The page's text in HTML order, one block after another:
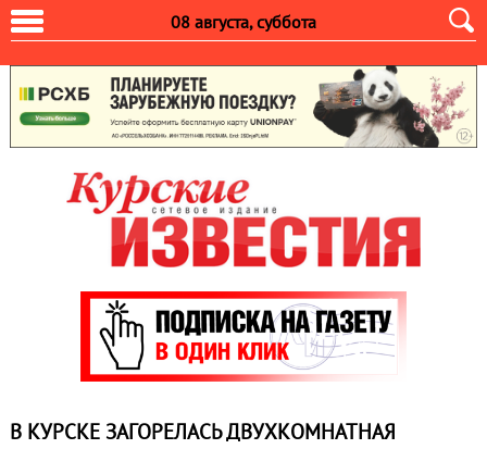
08 августа, суббота
В КУРСКЕ ЗАГОРЕЛАСЬ ДВУХКОМНАТНАЯ